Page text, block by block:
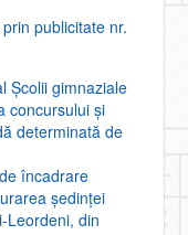
publicitate nr.
Școlii gimnaziale
concursului și
determinată de
încadrare
ședinței
Leordeni, din